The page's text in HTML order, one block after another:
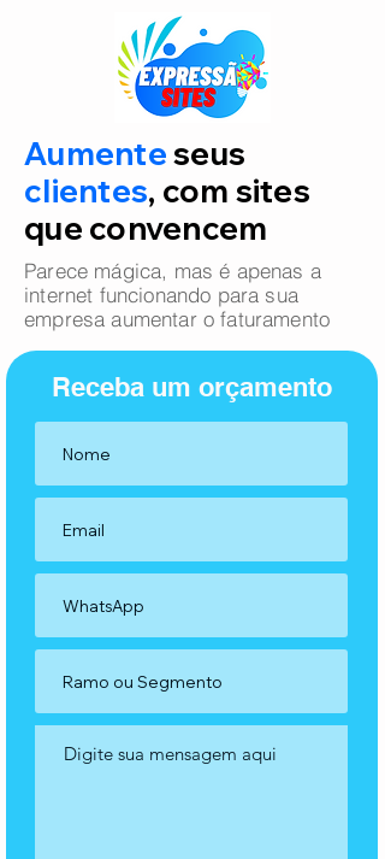
Aumenteseus
clientes, com sites
que convencem
Parece mágica, mas é apenas a
internet funcionando para sua
empresa aumentar o faturamento
Receba um orçamento